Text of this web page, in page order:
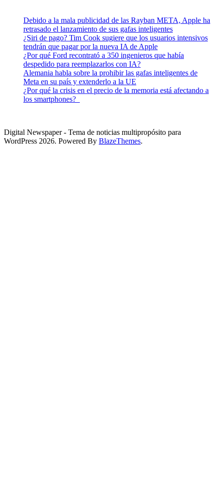
Debido a la mala publicidad de las Rayban META, Apple ha
retrasado el lanzamiento de sus gafas inteligentes
¿Siri de pago? Tim Cook sugiere que los usuarios intensivos
tendrán que pagar por la nueva IA de Apple
¿Por qué Ford recontrató a 350 ingenieros que había
despedido para reemplazarlos con IA?
Alemania habla sobre la prohibir las gafas inteligentes de
Meta en su país y extenderlo a la UE
¿Por qué la crisis en el precio de la memoria está afectando a
los smartphones?
Digital Newspaper - Tema de noticias multipropósito para
WordPress 2026. Powered By BlazeThemes.